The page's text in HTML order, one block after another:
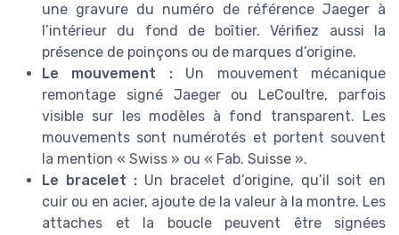
une gravure du numéro de référence Jaeger à
l’intérieur du fond de boîtier. Vérifiez aussi la
présence de poinçons ou de marques d’origine.
Le mouvement :Un mouvement mécanique
remontage signé Jaeger ou LeCoultre, parfois
visible sur les modèles à fond transparent. Les
mouvements sont numérotés et portent souvent
la mention « Swiss » ou « Fab. Suisse ».
Le bracelet : Un bracelet d’origine, qu’il soit en
cuir ou en acier, ajoute de la valeur à la montre. Les
attaches et la boucle peuvent être signées